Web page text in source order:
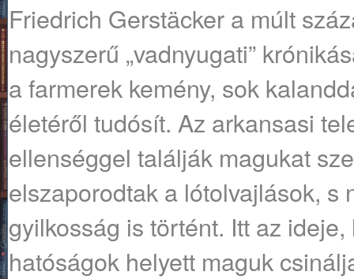
Friedrich Gerstäcker a múlt
nagyszerű „vadnyugati”
a farmerek kemény, sok
életéről tudósít. Az arkansasi
ellenséggel találják magukat
elszaporodtak a lótolvajlások, s
gyilkosság is történt. Itt az
hatóságok helyett maguk